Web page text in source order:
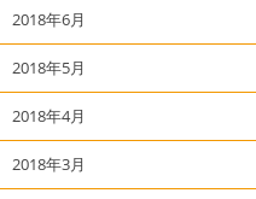
2018年6月
2018年5月
2018年4月
2018年3月